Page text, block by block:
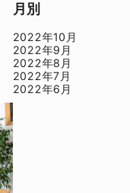
月別
2022年10月
2022年9月
2022年8月
2022年7月
2022年6月